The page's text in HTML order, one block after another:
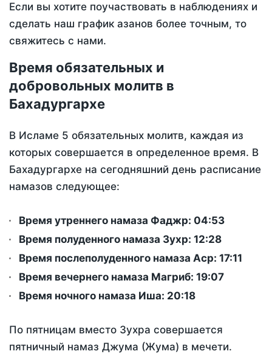
Если вы хотите поучаствовать в наблюдениях и
сделать наш график азанов более точным, то
свяжитесь с нами.
Время обязательных и
добровольных молитв в
Бахадургархе
В Исламе 5 обязательных молитв, каждая из
которых совершается в определенное время. В
Бахадургархе на сегодняшний день расписание
намазов следующее:
Время утреннего намаза Фаджр: 04:53
Время полуденного намаза Зухр: 12:28
Время послеполуденного намаза Аср: 17:11
Время вечернего намаза Магриб: 19:07
Время ночного намаза Иша: 20:18
По пятницам вместо Зухра совершается
пятничный намаз Джума (Жума) в мечети.